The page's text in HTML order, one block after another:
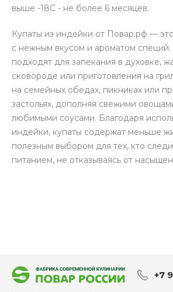
выше -18С - не более 6 месяцев.
Купаты из индейки от Повар.рф —
с нежным вкусом и ароматом
подходят для запекания в духовке,
сковороде или приготовления на
на семейных обедах, пикниках или
застольях, дополняя свежими
любимыми соусами. Благодаря
индейки, купаты содержат меньше
полезным выбором для тех, кто
питанием, не отказываясь от
+7